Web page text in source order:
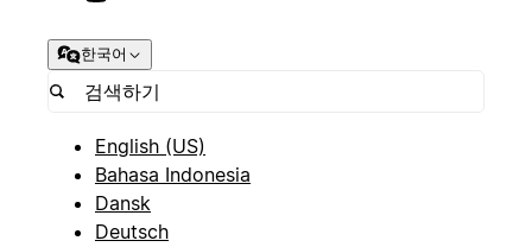
한국어
English (US)
Bahasa Indonesia
Dansk
Deutsch